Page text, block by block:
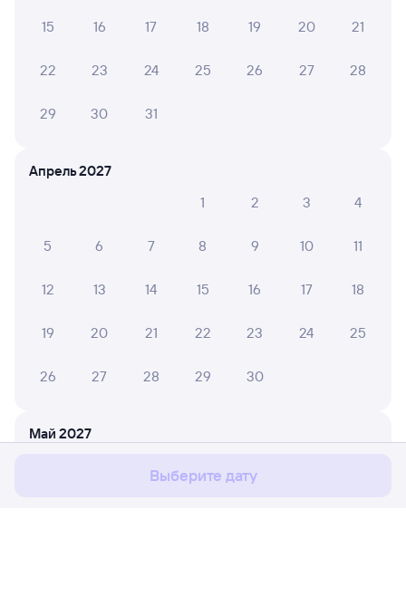
15 16 17 18 19 20 21
22 23 24 25 26 27 28
29 30 31
Апрель 2027
1
2 3 4
5 6 7 8 9 10 11
12 13 14 15 16 17 18
19 20 21 22 23 24 25
26 27 28 29 30
Май 2027
Выберите дату